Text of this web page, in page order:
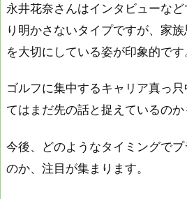
永井花奈さんはインタビューな
り明かさないタイプですが、家
を大切にしている姿が印象的です
ゴルフに集中するキャリア真っ
てはまだ先の話と捉えているのか
今後、どのようなタイミングで
のか、注目が集まります。